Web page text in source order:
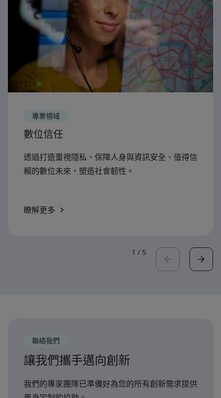
專業領域
數位信任
透過打造重視隱私、保障人身與資訊安全、值得信
賴的數位未來，塑造社會韌性。
瞭解更多
1 / 5
聯絡我們
讓我們攜手邁向創新
我們的專家團隊已準備好為您的所有創新需求提供